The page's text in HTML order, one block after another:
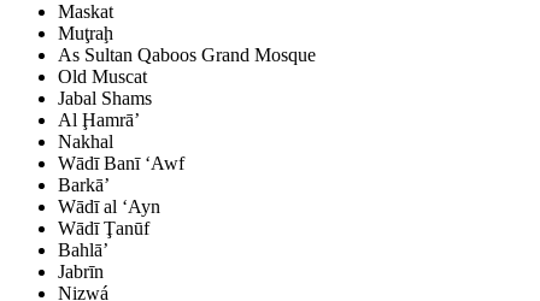
Maskat
Muţraḩ
As Sultan Qaboos Grand Mosque
Old Muscat
Jabal Shams
Al Ḩamrā’
Nakhal
Wādī Banī ‘Awf
Barkā’
Wādī al ‘Ayn
Wādī Ţanūf
Bahlā’
Jabrīn
Nizwá